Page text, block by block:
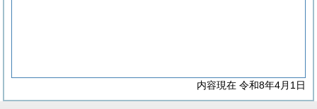
内容現在 令和8年4月1日